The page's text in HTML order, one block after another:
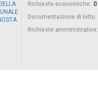
Richieste economiche: 0
Documentazione di lotto:
Richieste amministrative: